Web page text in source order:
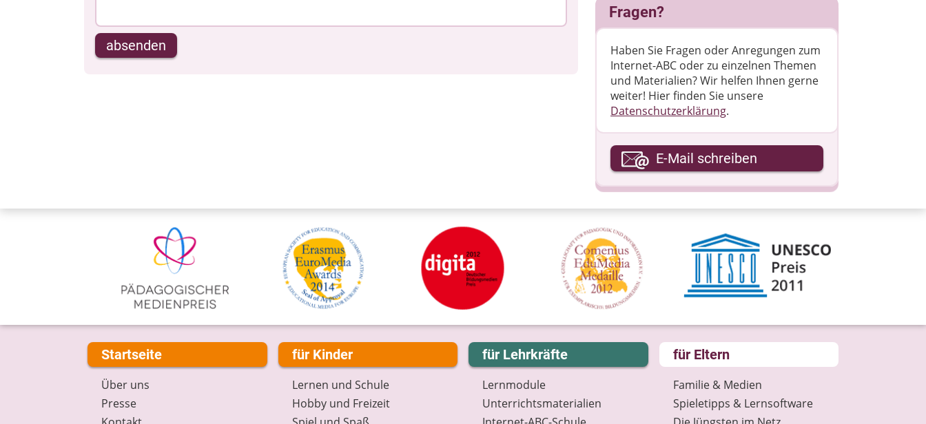
absenden
Fragen?
Haben Sie Fragen oder Anregungen zum
Internet-ABC oder zu einzelnen Themen
und Materialien? Wir helfen Ihnen gerne
weiter! ​Hier finden Sie unsere
Datenschutzerklärung.
Ihre E-Mail-Adresse
Ihre Nachricht
E-Mail schreiben
Startseite
Über uns
Presse
für Kinder
Lernen und Schule
Hobby und Freizeit
für Lehrkräfte
Lernmodule
Unterrichts­materialien
für Eltern
Familie & Medien
Spieletipps & Lernsoftware